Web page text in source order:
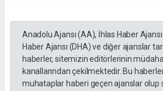
Anadolu Ajansı (AA), İhlas Haber
Haber Ajansı (DHA) ve diğer ajanslar
haberler, sitemizin editörlerinin
kanallarından çekilmektedir. Bu
muhataplar haberi geçen ajanslar olup